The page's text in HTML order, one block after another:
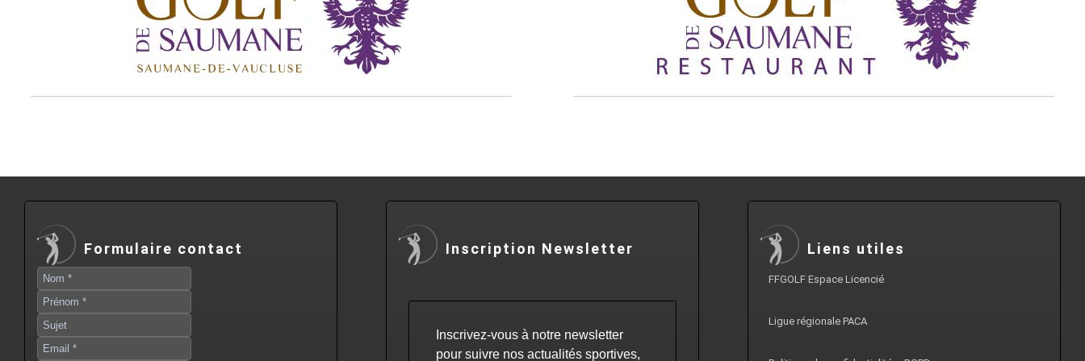
Formulaire contact Inscription Newsletter
Inscrivez-vous à notre newsletter
pour suivre nos actualités sportives,
Liens utiles
FFGOLF Espace Licencié
Ligue régionale PACA